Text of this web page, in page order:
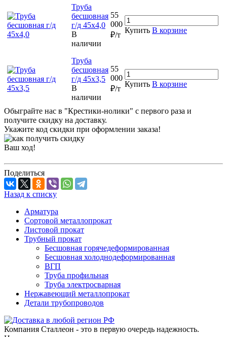
Труба
бесшовная
г/д 45х4,0
В
наличии
55
000
₽/т
Купить В корзине
Труба
бесшовная
г/д 45х3,5
В
наличии
55
000
₽/т
Купить В корзине
Обыграйте нас в "Крестики-нолики" с первого раза и
получите скидку на доставку.
Укажите код скидки при оформлении заказа!
Ваш ход!
Поделиться
Назад к списку
Арматура
Сортовой металлопрокат
Листовой прокат
Трубный прокат
Бесшовная горячедеформированная
Бесшовная холоднодеформированная
ВГП
Труба профильная
Труба электросварная
Нержавеющий металлопрокат
Детали трубопроводов
Компания Сталлеон - это в первую очередь надежность.